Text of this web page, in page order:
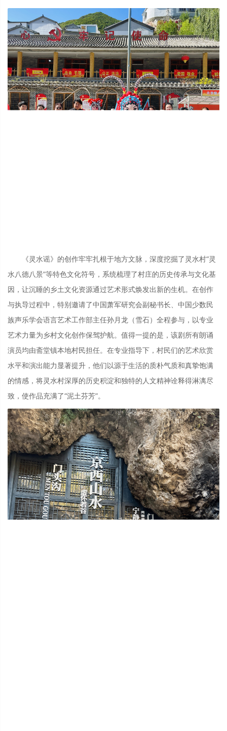
《灵水谣》的创作牢牢扎根于地方文脉，深度挖掘了灵水村“灵
水八德八景”等特色文化符号，系统梳理了村庄的历史传承与文化基
因，让沉睡的乡土文化资源通过艺术形式焕发出新的生机。在创作
与执导过程中，特别邀请了中国萧军研究会副秘书长、中国少数民
族声乐学会语言艺术工作部主任孙月龙（雪石）全程参与，以专业
艺术力量为乡村文化创作保驾护航。值得一提的是，该剧所有朗诵
演员均由斋堂镇本地村民担任。在专业指导下，村民们的艺术欣赏
水平和演出能力显著提升，他们以源于生活的质朴气质和真挚饱满
的情感，将灵水村深厚的历史积淀和独特的人文精神诠释得淋漓尽
致，使作品充满了“泥土芬芳”。